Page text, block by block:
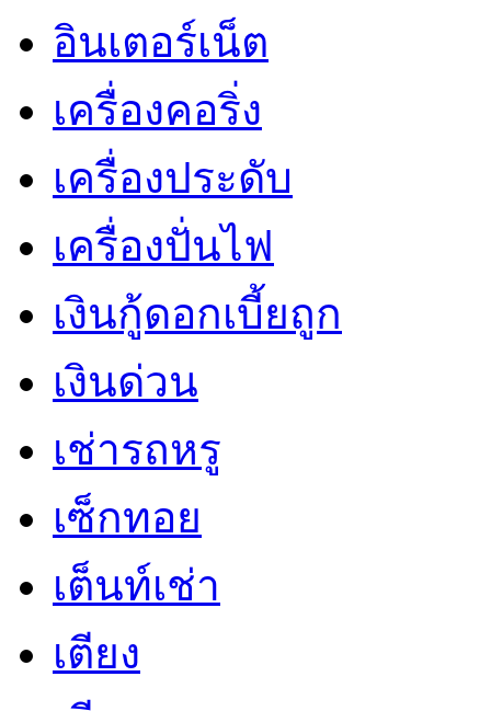
อินเตอร์เน็ต
เครื่องคอริ่ง
เครื่องประดับ
เครื่องปั่นไฟ
เงินกู้ดอกเบี้ยถูก
เงินด่วน
เช่ารถหรู
เซ็กทอย
เต็นท์เช่า
เตียง